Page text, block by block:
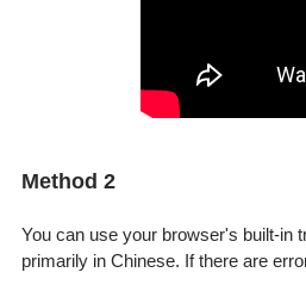
Method 2
You can use your browser's built-in
primarily in Chinese. If there are